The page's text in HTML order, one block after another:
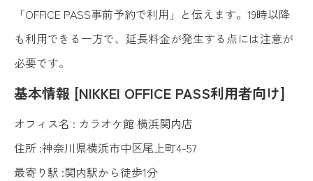
「OFFICE PASS事前予約で利用」と伝えます。19時以降
も利用できる一方で、延長料金が発生する点には注意が
必要です。
基本情報 [NIKKEI OFFICE PASS利用者向け]
オフィス名 : カラオケ館 横浜関内店
住所 :神奈川県横浜市中区尾上町4-57
最寄り駅 :関内駅から徒歩1分